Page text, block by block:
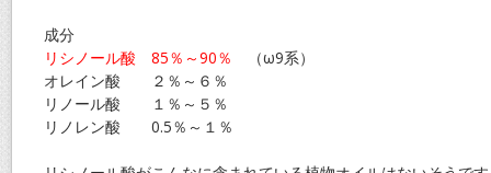
成分
リシノール酸 85％～90％
（ω9系）
オレイン酸 ２％～６％
リノール酸 １％～５％
リノレン酸 0.5％～１％